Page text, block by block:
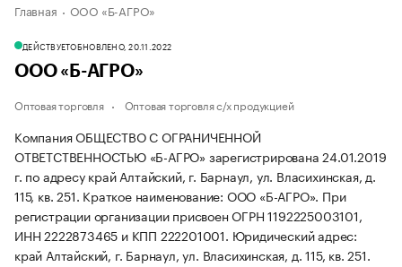
Главная ООО «Б-АГРО»
ДЕЙСТВУЕТОБНОВЛЕНО, 20.11.2022
ООО «Б-АГРО»
Оптовая торговля Оптовая торговля с/х продукцией
Компания ОБЩЕСТВО С ОГРАНИЧЕННОЙ
ОТВЕТСТВЕННОСТЬЮ «Б-АГРО» зарегистрирована 24.01.2019
г. по адресу край Алтайский, г. Барнаул, ул. Власихинская, д.
115, кв. 251. Краткое наименование: ООО «Б-АГРО». При
регистрации организации присвоен ОГРН 1192225003101,
ИНН 2222873465 и КПП 222201001. Юридический адрес:
край Алтайский, г. Барнаул, ул. Власихинская, д. 115, кв. 251.